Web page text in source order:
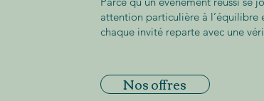
attention particulière à l’équilibre
chaque invité reparte avec une
Nos offres